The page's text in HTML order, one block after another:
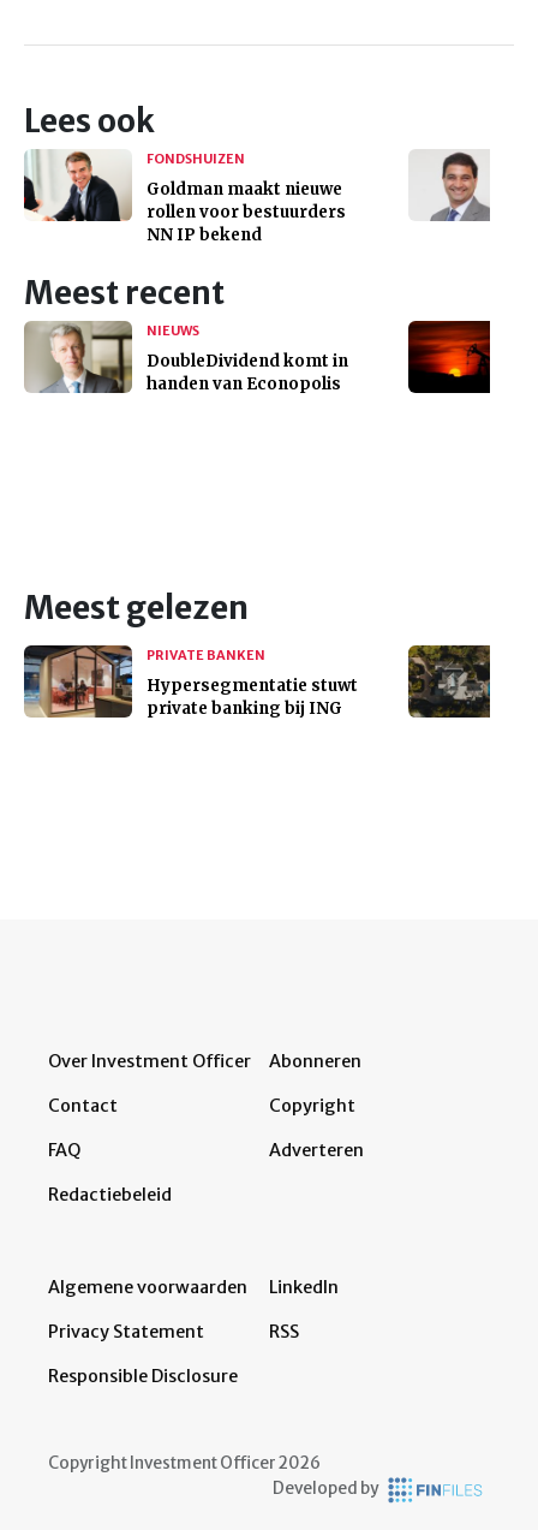
Lees ook
FONDSHUIZEN
Goldman maakt nieuwe
rollen voor bestuurders
NN IP bekend
Meest recent
NIEUWS
DoubleDividend komt in
handen van Econopolis
Meest gelezen
PRIVATE BANKEN
Hypersegmentatie stuwt
private banking bij ING
Over Investment Officer
Contact
FAQ
Redactiebeleid
Abonneren
Copyright
Adverteren
Algemene voorwaarden
Privacy Statement
Responsible Disclosure
LinkedIn
RSS
Copyright Investment Officer 2026
Developed by